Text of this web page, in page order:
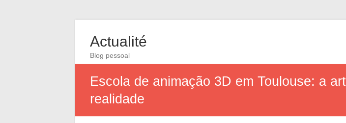
Actualité
Blog pessoal
Escola de animação 3D em Toulouse: a
realidade